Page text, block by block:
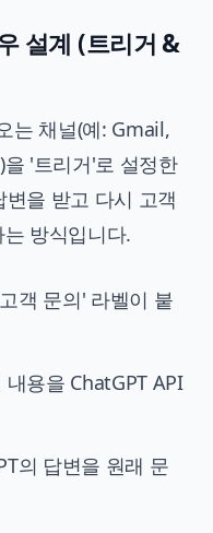
설계 (트리거 &
는 채널(예: Gmail,
'트리거'로 설정한
을 받고 다시 고객
방식입니다.
객 문의' 라벨이 붙
용을 ChatGPT API
의 답변을 원래 문